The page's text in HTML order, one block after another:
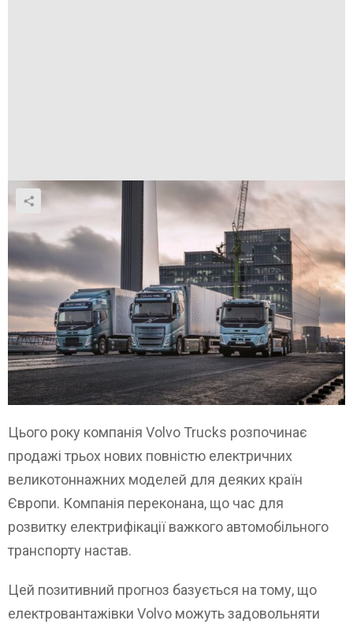
Цього року компанія Volvo Trucks розпочинає
продажі трьох нових повністю електричних
великотоннажних моделей для деяких країн
Європи. Компанія переконана, що час для
розвитку електрифікації важкого автомобільного
транспорту настав.
Цей позитивний прогноз базується на тому, що
електровантажівки Volvo можуть задовольняти